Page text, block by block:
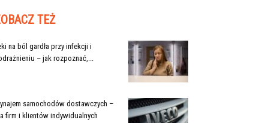
TEŻ
na ból gardła przy infekcji i
– jak rozpoznać,...
samochodów dostawczych –
firm i klientów indywidualnych